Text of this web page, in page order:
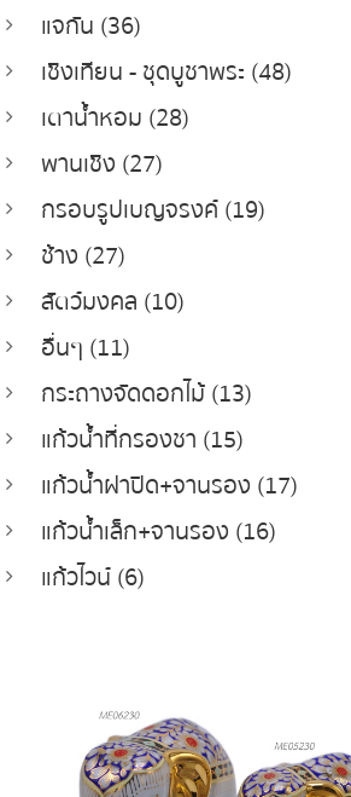
แจกัน (36)
เชิงเทียน - ชุดบูชาพระ (48)
เตาน้ำหอม (28)
พานเชิง (27)
กรอบรูปเบญจรงค์ (19)
ช้าง (27)
สัตว์มงคล (10)
อื่นๆ (11)
กระถางจัดดอกไม้ (13)
แก้วน้ำที่กรองชา (15)
แก้วน้ำฝาปิด+จานรอง (17)
แก้วน้ำเล็ก+จานรอง (16)
แก้วไวน์ (6)